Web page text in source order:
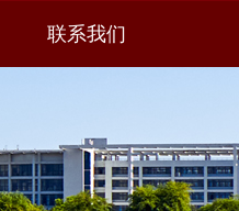
联系我们